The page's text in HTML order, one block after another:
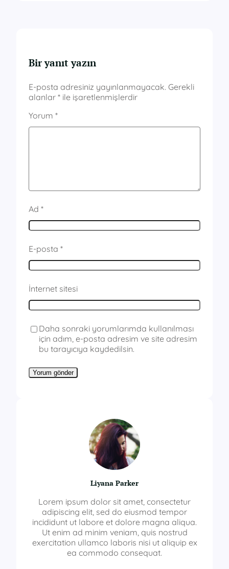
Bir yanıt yazın
E-posta adresiniz yayınlanmayacak. Gerekli
alanlar * ile işaretlenmişlerdir
Yorum *
Ad *
E-posta *
İnternet sitesi
Daha sonraki yorumlarımda kullanılması
için adım, e-posta adresim ve site adresim
bu tarayıcıya kaydedilsin.
Liyana Parker
Lorem ipsum dolor sit amet, consectetur
adipiscing elit, sed do eiusmod tempor
incididunt ut labore et dolore magna aliqua.
Ut enim ad minim veniam, quis nostrud
exercitation ullamco laboris nisi ut aliquip ex
ea commodo consequat.